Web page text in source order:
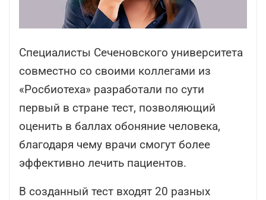
Специалисты Сеченовского университета
совместно со своими коллегами из
«Росбиотеха» разработали по сути
первый в стране тест, позволяющий
оценить в баллах обоняние человека,
благодаря чему врачи смогут более
эффективно лечить пациентов.
В созданный тест входят 20 разных